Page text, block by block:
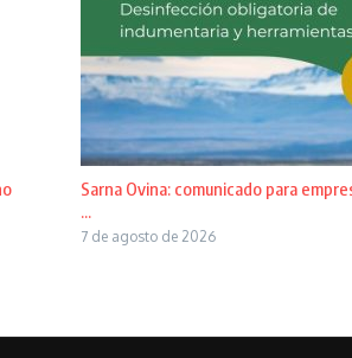
Sarna Ovina: comunicado para
...
7 de agosto de 2026